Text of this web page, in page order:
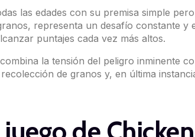
las edades con su premisa simple
representa un desafío constante y
puntajes cada vez más altos.
la tensión del peligro inminente
de granos y, en última